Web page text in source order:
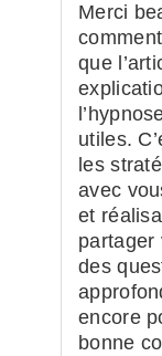
Merci
que
utiles.
les
avec
et
partager
des
encore
bonne